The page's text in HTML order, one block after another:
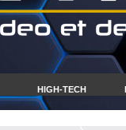
HIGH-TECH